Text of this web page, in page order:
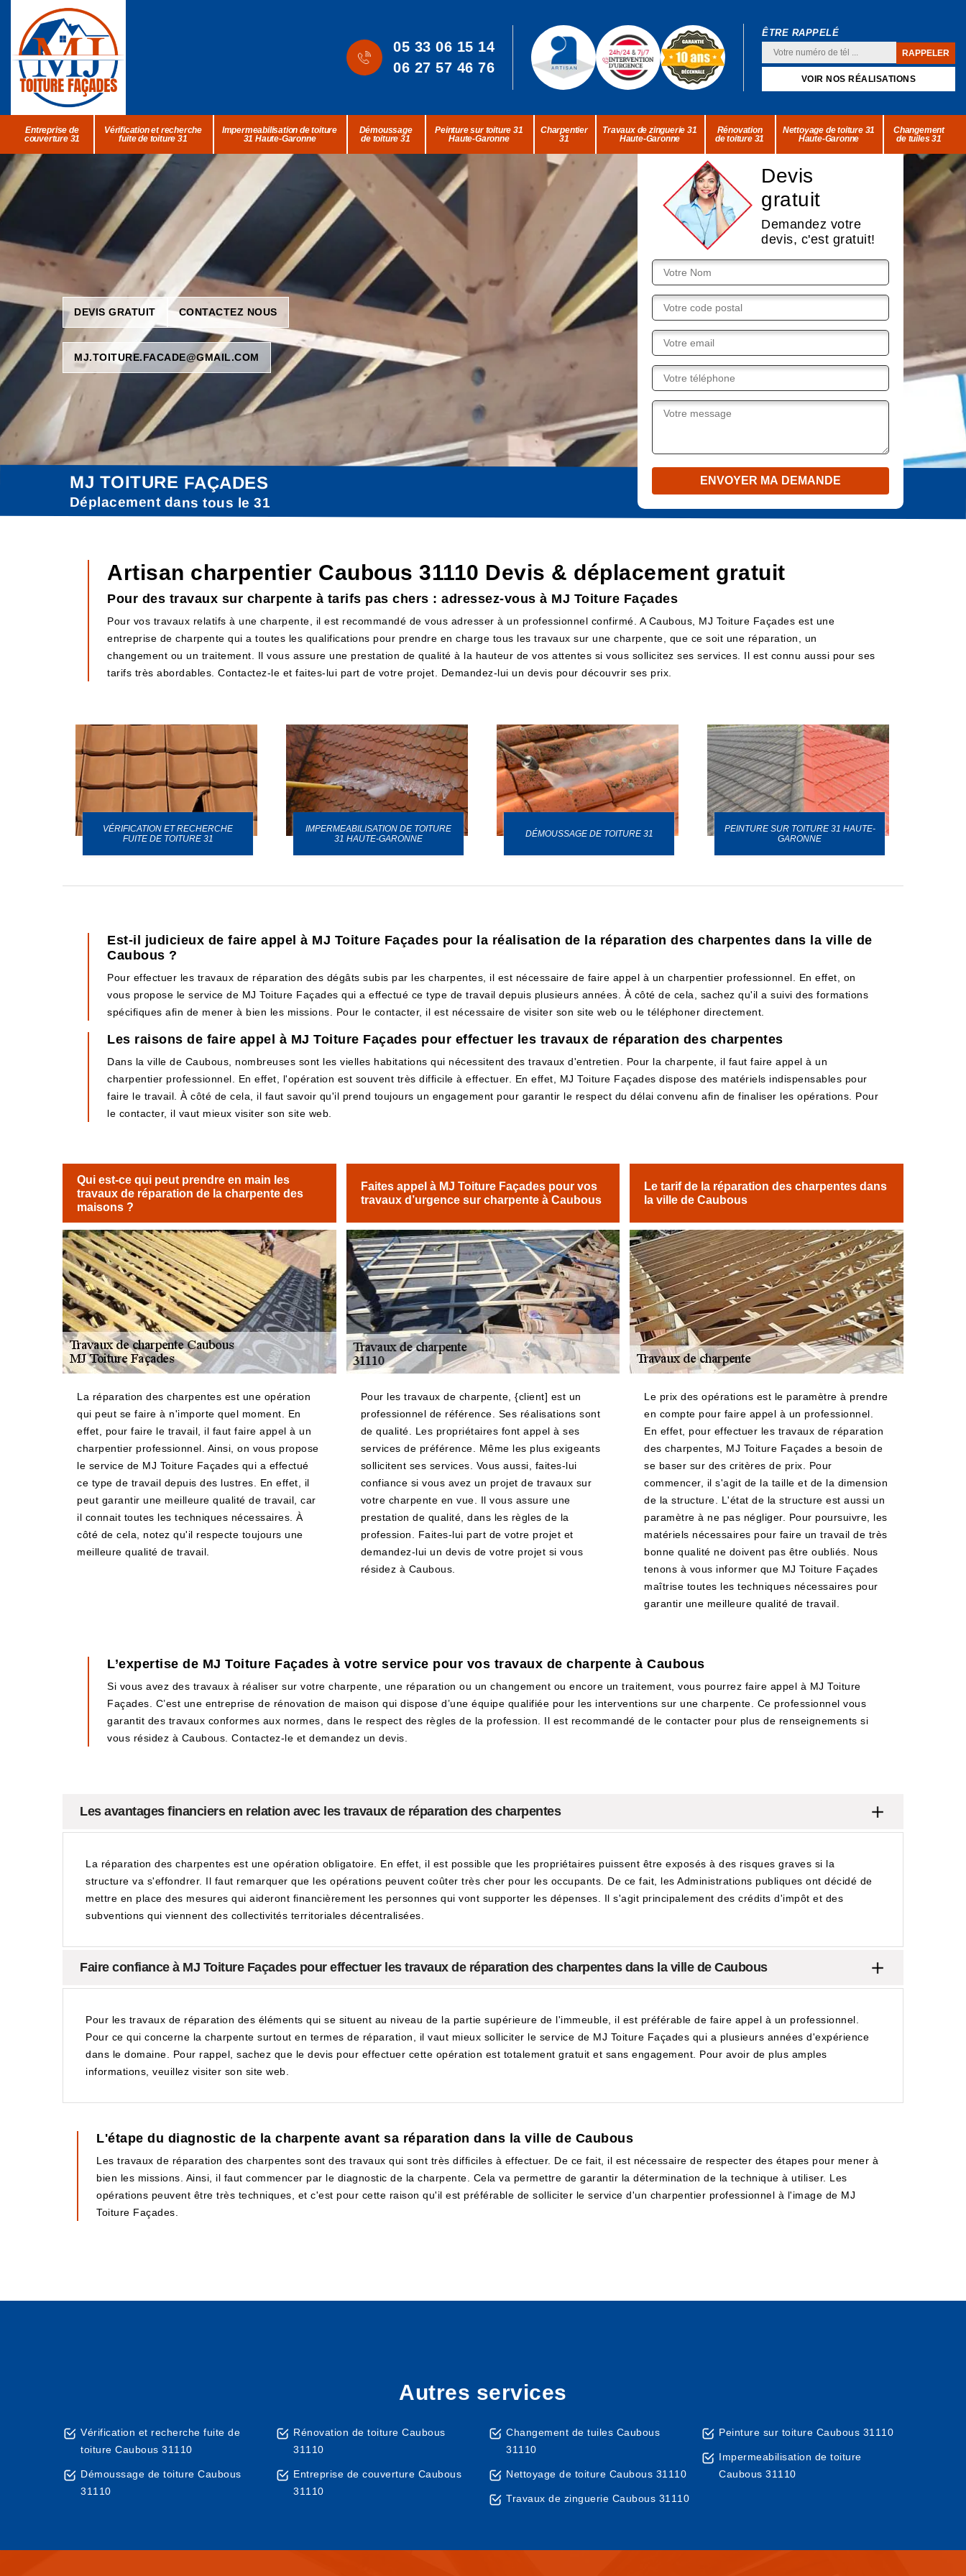
05 33 06 15 14
06 27 57 46 76
ÊTRE RAPPELÉ
VOIR NOS RÉALISATIONS
Entreprise de
couverture 31
Vérification et recherche
fuite de toiture 31
Impermeabilisation de toiture
31 Haute-Garonne
Démoussage
de toiture 31
Peinture sur toiture 31
Haute-Garonne
Charpentier
31
Travaux de zinguerie 31
Haute-Garonne
Rénovation
de toiture 31
Nettoyage de toiture 31
Haute-Garonne
Changement
de tuiles 31
DEVIS GRATUIT CONTACTEZ NOUS
MJ.TOITURE.FACADE@GMAIL.COM
Devis
gratuit
Demandez votre
devis, c'est gratuit!
MJ TOITURE FAÇADES
Déplacement dans tous le 31
Artisan charpentier Caubous 31110 Devis & déplacement gratuit
Pour des travaux sur charpente à tarifs pas chers : adressez-vous à MJ Toiture Façades
Pour vos travaux relatifs à une charpente, il est recommandé de vous adresser à un professionnel confirmé. A Caubous, MJ Toiture Façades est une
entreprise de charpente qui a toutes les qualifications pour prendre en charge tous les travaux sur une charpente, que ce soit une réparation, un
changement ou un traitement. Il vous assure une prestation de qualité à la hauteur de vos attentes si vous sollicitez ses services. Il est connu aussi pour ses
tarifs très abordables. Contactez-le et faites-lui part de votre projet. Demandez-lui un devis pour découvrir ses prix.
VÉRIFICATION ET RECHERCHE
FUITE DE TOITURE 31
IMPERMEABILISATION DE TOITURE
31 HAUTE-GARONNE
DÉMOUSSAGE DE TOITURE 31
PEINTURE SUR TOITURE 31 HAUTE-
GARONNE
Est-il judicieux de faire appel à MJ Toiture Façades pour la réalisation de la réparation des charpentes dans la ville de
Caubous ?
Pour effectuer les travaux de réparation des dégâts subis par les charpentes, il est nécessaire de faire appel à un charpentier professionnel. En effet, on
vous propose le service de MJ Toiture Façades qui a effectué ce type de travail depuis plusieurs années. À côté de cela, sachez qu'il a suivi des formations
spécifiques afin de mener à bien les missions. Pour le contacter, il est nécessaire de visiter son site web ou le téléphoner directement.
Les raisons de faire appel à MJ Toiture Façades pour effectuer les travaux de réparation des charpentes
Dans la ville de Caubous, nombreuses sont les vielles habitations qui nécessitent des travaux d'entretien. Pour la charpente, il faut faire appel à un
charpentier professionnel. En effet, l'opération est souvent très difficile à effectuer. En effet, MJ Toiture Façades dispose des matériels indispensables pour
faire le travail. À côté de cela, il faut savoir qu'il prend toujours un engagement pour garantir le respect du délai convenu afin de finaliser les opérations. Pour
le contacter, il vaut mieux visiter son site web.
Qui est-ce qui peut prendre en main les
travaux de réparation de la charpente des
maisons ?
La réparation des charpentes est une opération
qui peut se faire à n'importe quel moment. En
effet, pour faire le travail, il faut faire appel à un
charpentier professionnel. Ainsi, on vous propose
le service de MJ Toiture Façades qui a effectué
ce type de travail depuis des lustres. En effet, il
peut garantir une meilleure qualité de travail, car
il connait toutes les techniques nécessaires. À
côté de cela, notez qu'il respecte toujours une
meilleure qualité de travail.
Faites appel à MJ Toiture Façades pour vos
travaux d’urgence sur charpente à Caubous
Pour les travaux de charpente, {client] est un
professionnel de référence. Ses réalisations sont
de qualité. Les propriétaires font appel à ses
services de préférence. Même les plus exigeants
sollicitent ses services. Vous aussi, faites-lui
confiance si vous avez un projet de travaux sur
votre charpente en vue. Il vous assure une
prestation de qualité, dans les règles de la
profession. Faites-lui part de votre projet et
demandez-lui un devis de votre projet si vous
résidez à Caubous.
Le tarif de la réparation des charpentes dans
la ville de Caubous
Le prix des opérations est le paramètre à prendre
en compte pour faire appel à un professionnel.
En effet, pour effectuer les travaux de réparation
des charpentes, MJ Toiture Façades a besoin de
se baser sur des critères de prix. Pour
commencer, il s'agit de la taille et de la dimension
de la structure. L'état de la structure est aussi un
paramètre à ne pas négliger. Pour poursuivre, les
matériels nécessaires pour faire un travail de très
bonne qualité ne doivent pas être oubliés. Nous
tenons à vous informer que MJ Toiture Façades
maîtrise toutes les techniques nécessaires pour
garantir une meilleure qualité de travail.
L’expertise de MJ Toiture Façades à votre service pour vos travaux de charpente à Caubous
Si vous avez des travaux à réaliser sur votre charpente, une réparation ou un changement ou encore un traitement, vous pourrez faire appel à MJ Toiture
Façades. C’est une entreprise de rénovation de maison qui dispose d’une équipe qualifiée pour les interventions sur une charpente. Ce professionnel vous
garantit des travaux conformes aux normes, dans le respect des règles de la profession. Il est recommandé de le contacter pour plus de renseignements si
vous résidez à Caubous. Contactez-le et demandez un devis.
Les avantages financiers en relation avec les travaux de réparation des charpentes
La réparation des charpentes est une opération obligatoire. En effet, il est possible que les propriétaires puissent être exposés à des risques graves si la
structure va s'effondrer. Il faut remarquer que les opérations peuvent coûter très cher pour les occupants. De ce fait, les Administrations publiques ont décidé de
mettre en place des mesures qui aideront financièrement les personnes qui vont supporter les dépenses. Il s'agit principalement des crédits d'impôt et des
subventions qui viennent des collectivités territoriales décentralisées.
Faire confiance à MJ Toiture Façades pour effectuer les travaux de réparation des charpentes dans la ville de Caubous
Pour les travaux de réparation des éléments qui se situent au niveau de la partie supérieure de l'immeuble, il est préférable de faire appel à un professionnel.
Pour ce qui concerne la charpente surtout en termes de réparation, il vaut mieux solliciter le service de MJ Toiture Façades qui a plusieurs années d'expérience
dans le domaine. Pour rappel, sachez que le devis pour effectuer cette opération est totalement gratuit et sans engagement. Pour avoir de plus amples
informations, veuillez visiter son site web.
L'étape du diagnostic de la charpente avant sa réparation dans la ville de Caubous
Les travaux de réparation des charpentes sont des travaux qui sont très difficiles à effectuer. De ce fait, il est nécessaire de respecter des étapes pour mener à
bien les missions. Ainsi, il faut commencer par le diagnostic de la charpente. Cela va permettre de garantir la détermination de la technique à utiliser. Les
opérations peuvent être très techniques, et c'est pour cette raison qu'il est préférable de solliciter le service d'un charpentier professionnel à l'image de MJ
Toiture Façades.
Autres services
Vérification et recherche fuite de
toiture Caubous 31110
Démoussage de toiture Caubous
31110
Rénovation de toiture Caubous
31110
Entreprise de couverture Caubous
31110
Changement de tuiles Caubous
31110
Nettoyage de toiture Caubous 31110
Travaux de zinguerie Caubous 31110
Peinture sur toiture Caubous 31110
Impermeabilisation de toiture
Caubous 31110